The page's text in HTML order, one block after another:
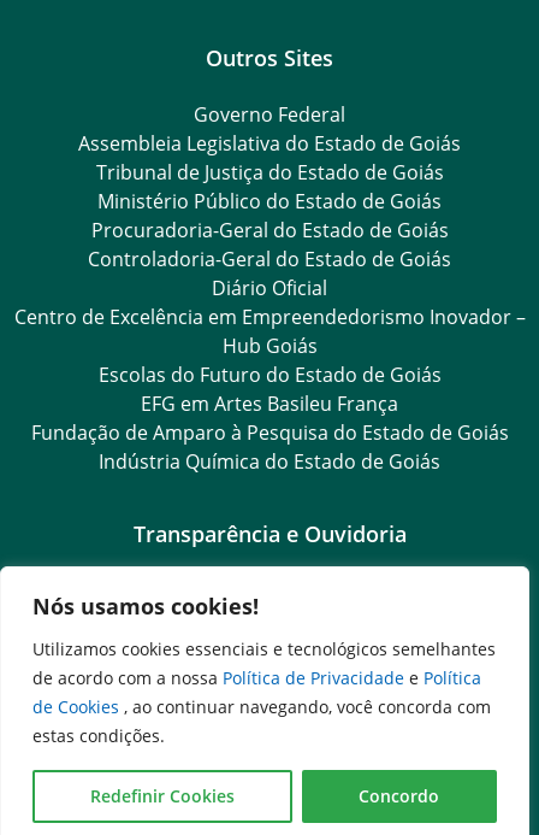
Nós usamos cookies!
Utilizamos cookies essenciais e tecnológicos semelhantes
de acordo com a nossa Política de Privacidade e Política
de Cookies , ao continuar navegando, você concorda com
estas condições.
Redefinir Cookies Concordo
Outros Sites
Governo Federal
Assembleia Legislativa do Estado de Goiás
Tribunal de Justiça do Estado de Goiás
Ministério Público do Estado de Goiás
Procuradoria-Geral do Estado de Goiás
Controladoria-Geral do Estado de Goiás
Diário Oficial
Centro de Excelência em Empreendedorismo Inovador –
Hub Goiás
Escolas do Futuro do Estado de Goiás
EFG em Artes Basileu França
Fundação de Amparo à Pesquisa do Estado de Goiás
Indústria Química do Estado de Goiás
Transparência e Ouvidoria
Goiás Transparência
Dados Abertos Goiás
Ouvidoria Setorial
SIC – Serviço de Informação ao Cidadão
e-SIC – Serviço Eletrônico de Informação ao Cidadão
OS Transparência
Ouvidoria Setorial (Presencial)